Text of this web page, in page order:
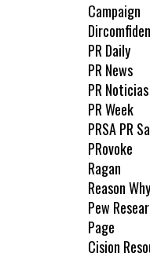
Campaign
PR Daily
PR News
PR Noticias
PR Week
PRSA PR
PRovoke
Ragan
Reason Why
Pew
Page
Cision